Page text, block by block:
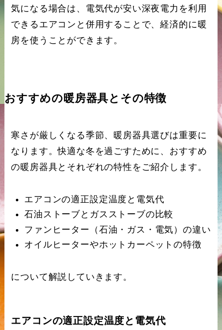
気になる場合は、電気代が安い深夜電力を利用
できるエアコンと併用することで、経済的に暖
房を使うことができます。
おすすめの暖房器具とその特徴
寒さが厳しくなる季節、暖房器具選びは重要に
なります。快適な冬を過ごすために、おすすめ
の暖房器具とそれぞれの特性をご紹介します。
エアコンの適正設定温度と電気代
石油ストーブとガスストーブの比較
ファンヒーター（石油・ガス・電気）の違い
オイルヒーターやホットカーペットの特徴
について解説していきます。
エアコンの適正設定温度と電気代